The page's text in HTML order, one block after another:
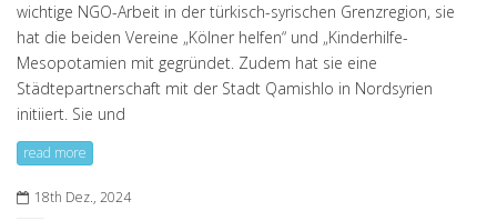
wichtige NGO-Arbeit in der türkisch-syrischen Grenzregion, sie
hat die beiden Vereine „Kölner helfen“ und „Kinderhilfe-
Mesopotamien mit gegründet. Zudem hat sie eine
Städtepartnerschaft mit der Stadt Qamishlo in Nordsyrien
initiiert. Sie und
read more
18th Dez., 2024